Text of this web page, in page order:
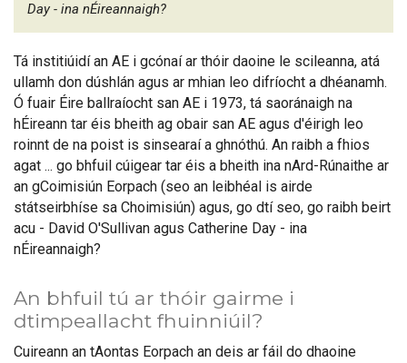
Day - ina nÉireannaigh?
Tá institiúidí an AE i gcónaí ar thóir daoine le scileanna, atá
ullamh don dúshlán agus ar mhian leo difríocht a dhéanamh.
Ó fuair Éire ballraíocht san AE i 1973, tá saoránaigh na
hÉireann tar éis bheith ag obair san AE agus d'éirigh leo
roinnt de na poist is sinsearaí a ghnóthú. An raibh a fhios
agat ... go bhfuil cúigear tar éis a bheith ina nArd-Rúnaithe ar
an gCoimisiún Eorpach (seo an leibhéal is airde
státseirbhíse sa Choimisiún) agus, go dtí seo, go raibh beirt
acu - David O'Sullivan agus Catherine Day - ina
nÉireannaigh?
An bhfuil tú ar thóir gairme i
dtimpeallacht fhuinniúil?
Cuireann an tAontas Eorpach an deis ar fáil do dhaoine